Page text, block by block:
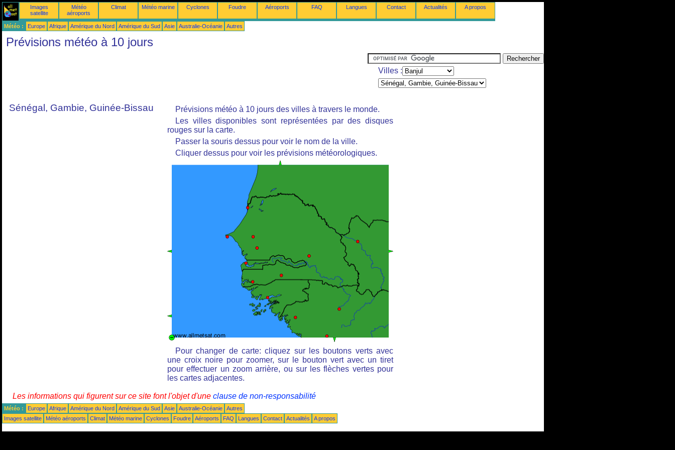
Images
satellite
Météo
aéroports
Climat Météo marine Cyclones Foudre Aéroports FAQ Langues Contact Actualités A propos
Météo : Europe Afrique Amérique du Nord Amérique du Sud Asie Australie-Océanie Autres
Prévisions météo à 10 jours
Villes :
Sénégal, Gambie, Guinée-Bissau
Prévisions météo à 10 jours des villes à travers le monde.
Les villes disponibles sont représentées par des disques
rouges sur la carte.
Passer la souris dessus pour voir le nom de la ville.
Cliquer dessus pour voir les prévisions météorologiques.
Pour changer de carte: cliquez sur les boutons verts avec
une croix noire pour zoomer, sur le bouton vert avec un tiret
pour effectuer un zoom arrière, ou sur les flèches vertes pour
les cartes adjacentes.
Les informations qui figurent sur ce site font l'objet d'une clause de non-responsabilité
Météo : Europe Afrique Amérique du Nord Amérique du Sud Asie Australie-Océanie
Autres
Images satellite
Météo aéroports Climat Météo marine Cyclones Foudre Aéroports FAQ Langues Contact Actualités A propos